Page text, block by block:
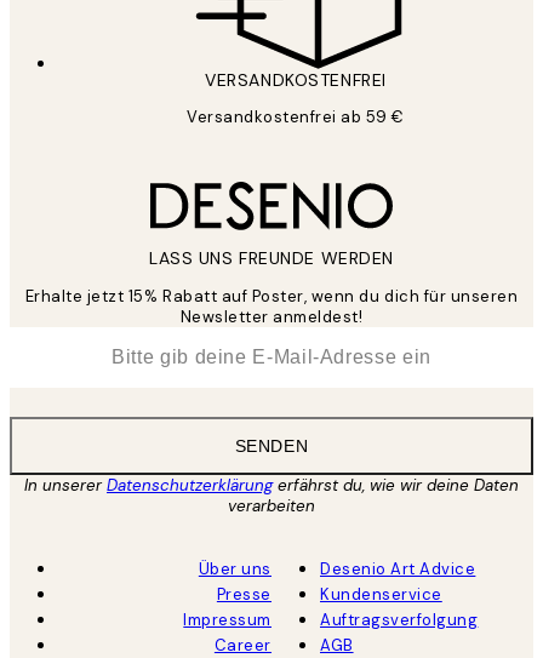
VERSANDKOSTENFREI
Versandkostenfrei ab 59 €
LASS UNS FREUNDE WERDEN
Erhalte jetzt 15% Rabatt auf Poster, wenn du dich für unseren
Newsletter anmeldest!
SENDEN
In unsererDatenschutzerklärungerfährst du, wie wir deine Daten
verarbeiten
Über uns
Presse
Impressum
Career
Desenio Art Advice
Kundenservice
Auftragsverfolgung
AGB